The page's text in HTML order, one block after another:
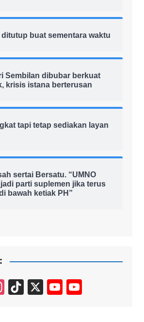
ditutup buat sementara waktu
Sembilan dibubar berkuat
krisis istana berterusan
tapi tetap sediakan layan
sertai Bersatu. “UMNO
parti suplemen jika terus
bawah ketiak PH”
In
Ti
X
Y